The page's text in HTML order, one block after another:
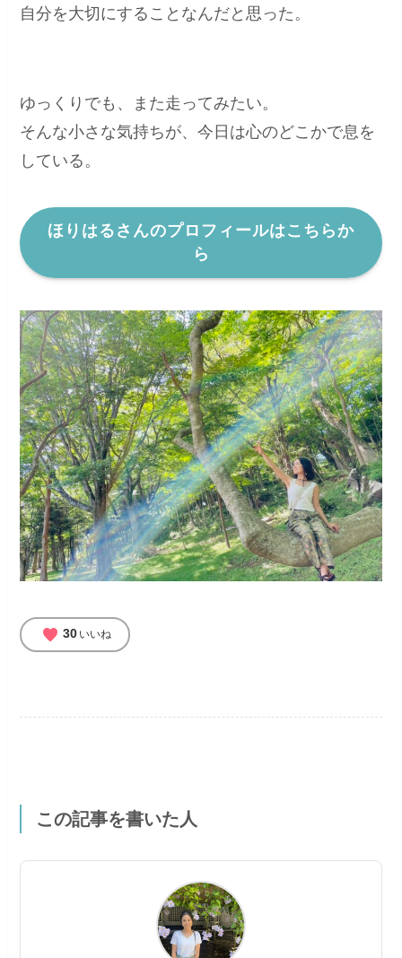
自分を大切にすることなんだと思った。
ゆっくりでも、また走ってみたい。
そんな小さな気持ちが、今日は心のどこかで息を
している。
ほりはるさんのプロフィールはこちらか
ら
favorite 30 いいね
この記事を書いた人